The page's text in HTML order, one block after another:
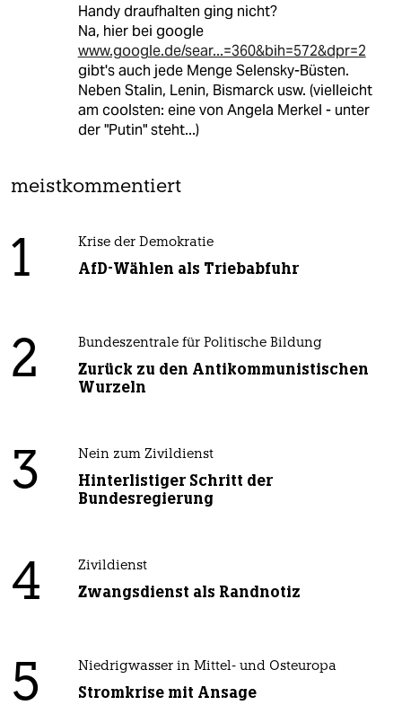
Handy draufhalten ging nicht?
Na, hier bei google
www.google.de/sear...=360&bih=572&dpr=2
gibt's auch jede Menge Selensky-Büsten.
Neben Stalin, Lenin, Bismarck usw. (vielleicht
am coolsten: eine von Angela Merkel - unter
der "Putin" steht...)
meistkommentiert
1 Krise der Demokratie
AfD-Wählen als Triebabfuhr
2 Bundeszentrale für Politische Bildung
Zurück zu den Antikommunistischen
Wurzeln
3 Nein zum Zivildienst
Hinterlistiger Schritt der
Bundesregierung
4 Zivildienst
Zwangsdienst als Randnotiz
5 Niedrigwasser in Mittel- und Osteuropa
Stromkrise mit Ansage